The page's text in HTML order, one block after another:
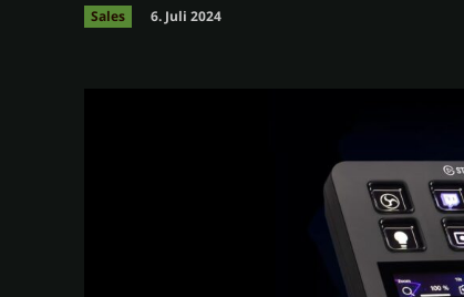
Sales 6. Juli 2024